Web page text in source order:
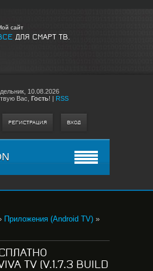
сайт
ДЛЯ СМАРТ ТВ.
10.08.2026
Вас Гость! | RSS
РЕГИСТРАЦИЯ ВХОД
Приложения (Android TV) »
TV (V.1.7.3 BUILD